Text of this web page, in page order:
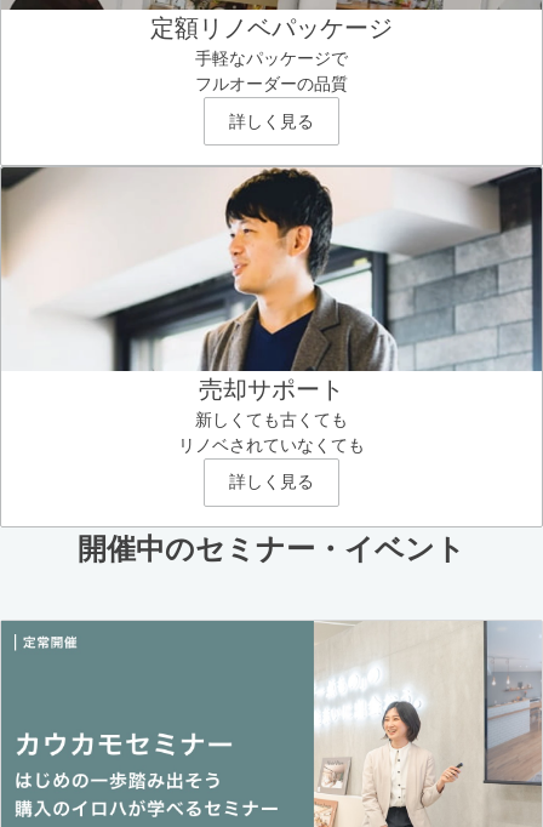
定額リノベパッケージ
手軽なパッケージで
フルオーダーの品質
詳しく見る
売却サポート
新しくても古くても
リノベされていなくても
詳しく見る
開催中のセミナー・イベント